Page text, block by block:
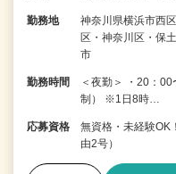
勤務地
神奈川県横浜市西
区・神奈川区・保
市
勤務時間
＜夜勤＞ ・20：
制） ※1日8時…
応募資格
無資格・未経験
由2号）